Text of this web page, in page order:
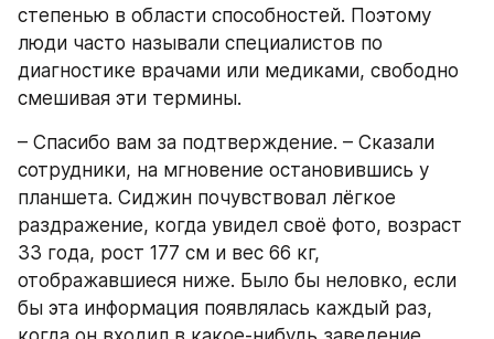
степенью в области способностей. Поэтому
люди часто называли специалистов по
диагностике врачами или медиками, свободно
смешивая эти термины.
– Спасибо вам за подтверждение. – Сказали
сотрудники, на мгновение остановившись у
планшета. Сиджин почувствовал лёгкое
раздражение, когда увидел своё фото, возраст
33 года, рост 177 см и вес 66 кг,
отображавшиеся ниже. Было бы неловко, если
бы эта информация появлялась каждый раз,